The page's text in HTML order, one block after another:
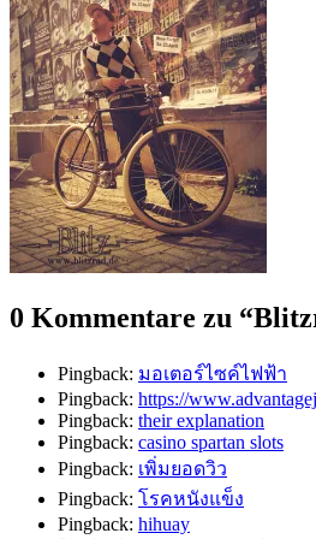
0 Kommentare zu “
Pingback: มอเตอร์ไซค์ไฟฟ้า
Pingback: https://
Pingback: their explanation
Pingback: casino spartan slots
Pingback: เพิ่มยอดวิว
Pingback: โรคหนังแข็ง
Pingback: hihuay